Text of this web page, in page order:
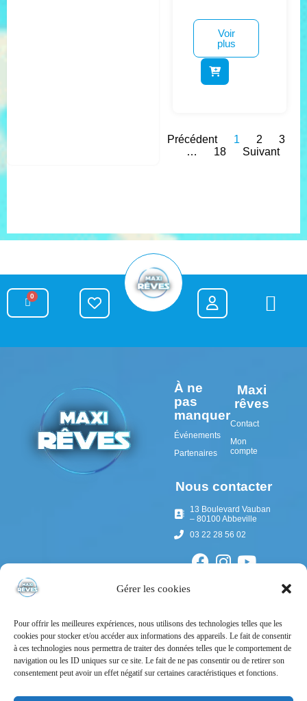
Gérer les cookies
Pour offrir les meilleures expériences, nous utilisons des technologies telles que les
cookies pour stocker et/ou accéder aux informations des appareils. Le fait de consentir
à ces technologies nous permettra de traiter des données telles que le comportement de
navigation ou les ID uniques sur ce site. Le fait de ne pas consentir ou de retirer son
consentement peut avoir un effet négatif sur certaines caractéristiques et fonctions.
Voir
plus
Précédent 1 2
3
…
18 Suivant
0
À ne
pas
manquer
Événements
Partenaires
Maxi
rêves
Contact
Mon
compte
Nous contacter
13 Boulevard Vauban
– 80100 Abbeville
03 22 28 56 02
Mentions Légales Politique de confidentialité